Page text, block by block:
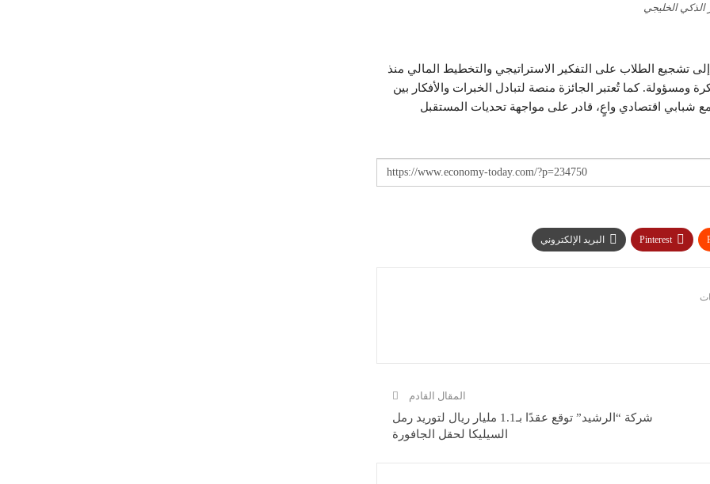
الذكي الخليجي
تشجيع الطلاب على التفكير الاستراتيجي والتخطيط المالي منذ
ومسؤولة. كما تُعتبر الجائزة منصة لتبادل الخبرات والأفكار بين
اقتصادي واعٍ، قادر على مواجهة تحديات المستقبل
Pinterest البريد الإلكتروني
المقال القادم
شركة “الرشيد” توقع عقدًا بـ1.1 مليار ريال لتوريد رمل
السيليكا لحقل الجافورة